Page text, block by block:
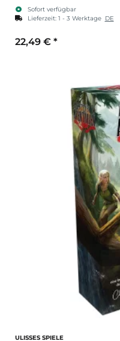
Sofort verfügbar
Lieferzeit: 1 - 3 Werktage DE
22,49 € *
ULISSES SPIELE